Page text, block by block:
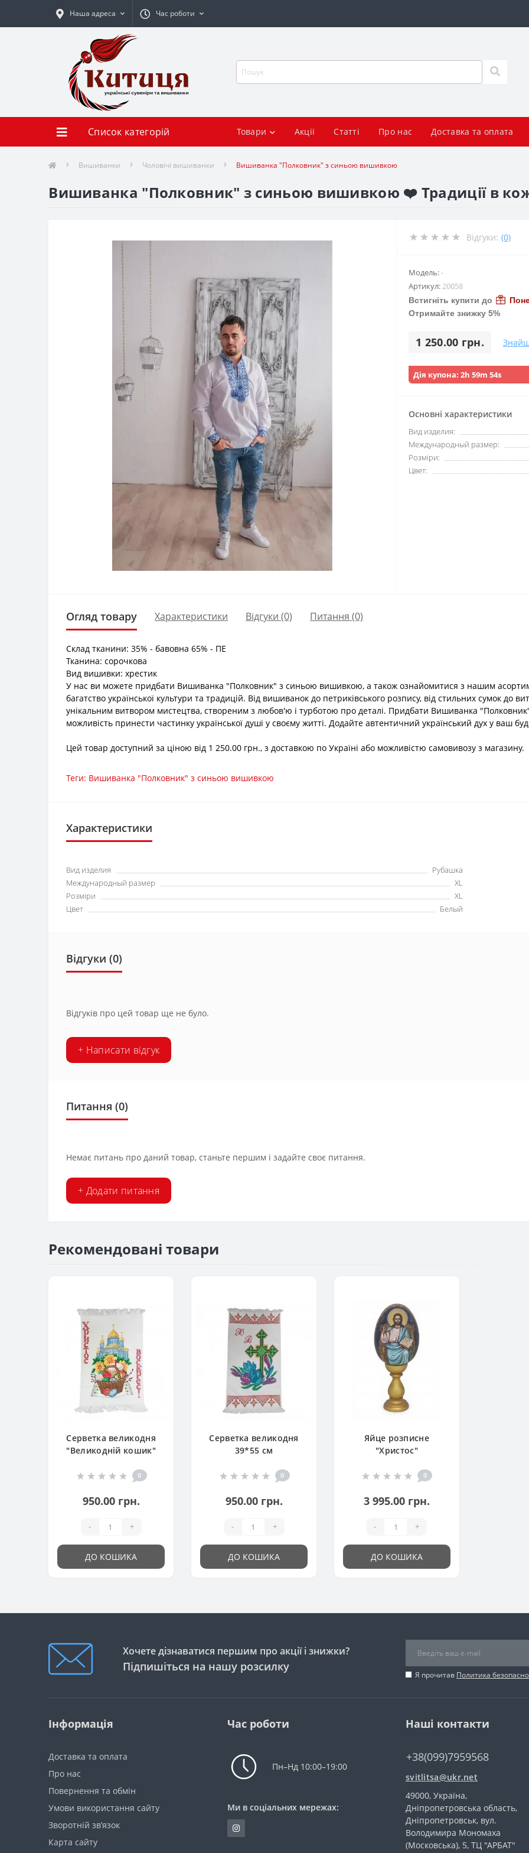
Наша адреса Час роботи
Список категорій Товари Акції Статті Про нас Доставка та оплата
Вишиванки Чоловічі вишиванки Вишиванка "Полковник" з синьою вишивкою
Вишиванка "Полковник" з синьою вишивкою ❤️ Традиції в
Відгуки: (0)
Модель:-
Артикул:20058
Встигніть купити до
Отримайте знижку 5%
1 250.00 грн.
Дія купона: 2h 59m 53s
Основні характеристики
Вид изделия:
Международный размер:
Розміри:
Цвет:
Огляд товару Характеристики Відгуки (0) Питання (0)
Склад тканини: 35% - бавовна 65% - ПЕ
Тканина: сорочкова
Вид вишивки: хрестик
У нас ви можете придбати Вишиванка "Полковник" з синьою вишивкою, а також ознайомитися з нашим
багатство української культури та традицій. Від вишиванок до петриківського розпису, від стильних сумок до
унікальним витвором мистецтва, створеним з любов'ю і турботою про деталі. Придбати Вишиванка
можливість принести частинку української душі у своєму житті. Додайте автентичний український дух у ваш
Цей товар доступний за ціною від 1 250.00 грн., з доставкою по Україні або можливістю самовивозу з магазину.
Теги: Вишиванка "Полковник" з синьою вишивкою
Характеристики
Вид изделия
Рубашка
Международный размер
XL
Розміри
XL
Цвет
Белый
Відгуки (0)
Відгуків про цей товар ще не було.
+ Написати відгук
Питання (0)
Немає питань про даний товар, станьте першим і задайте своє питання.
+ Додати питання
Рекомендовані товари
Серветка великодня
"Великодній кошик"
0
950.00 грн.
- +
ДО КОШИКА
Серветка великодня
39*55 см
0
950.00 грн.
- +
ДО КОШИКА
Яйце розписне
"Христос"
0
3 995.00 грн.
- +
ДО КОШИКА
Хочете дізнаватися першим про акції і знижки?
Підпишіться на нашу розсилку
Я прочитав Политика
Інформація
Доставка та оплата
Про нас
Повернення та обмін
Умови використання сайту
Зворотній зв’язок
Карта сайту
Час роботи
Пн–Нд 10:00–19:00
Ми в соціальних мережах:
Наші контакти
+38(099)7959568
svitlitsa@ukr.net
49000, Україна,
Дніпропетровська область,
Дніпропетровськ, вул.
Володимира Мономаха
(Московська), 5, ТЦ "АРБАТ"